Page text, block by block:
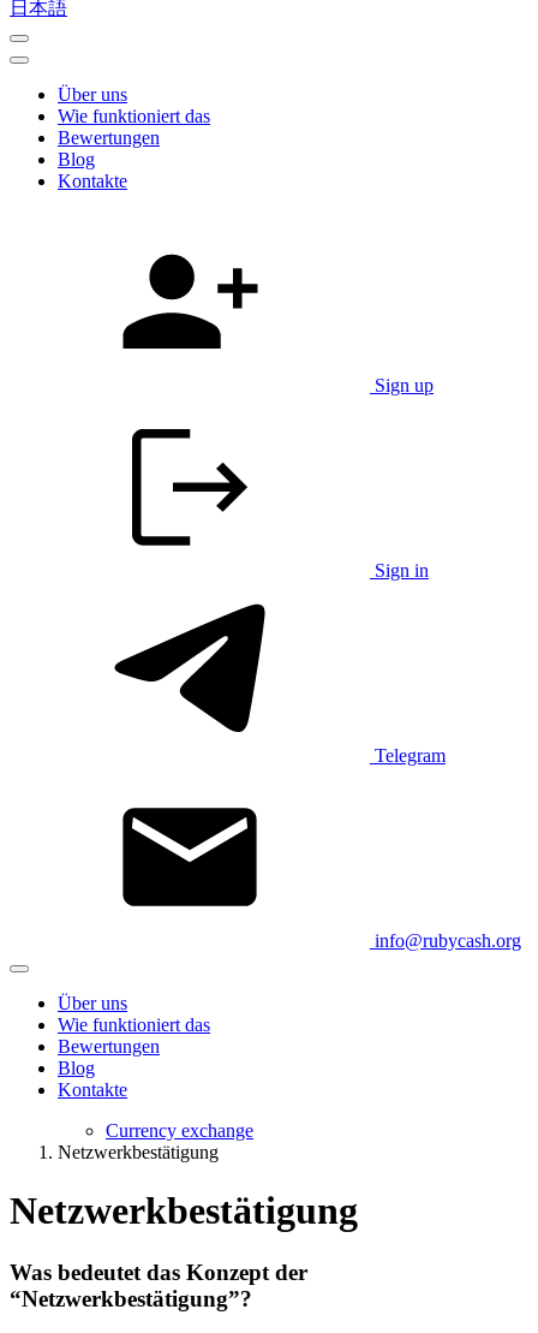
日本語
Über uns
Wie funktioniert das
Bewertungen
Blog
Kontakte
Sign up
Sign in
Telegram
info@rubycash.org
Über uns
Wie funktioniert das
Bewertungen
Blog
Kontakte
Currency exchange
Netzwerkbestätigung
Netzwerkbestätigung
Was bedeutet das Konzept der
“Netzwerkbestätigung”?